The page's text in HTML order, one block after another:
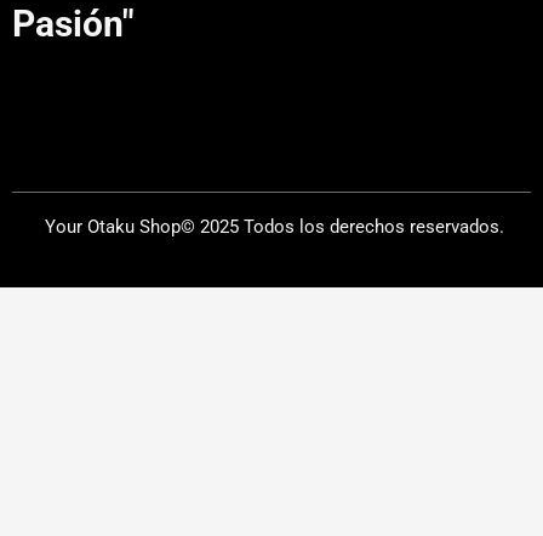
Pasión"
Your Otaku Shop© 2025 Todos los derechos reservados.